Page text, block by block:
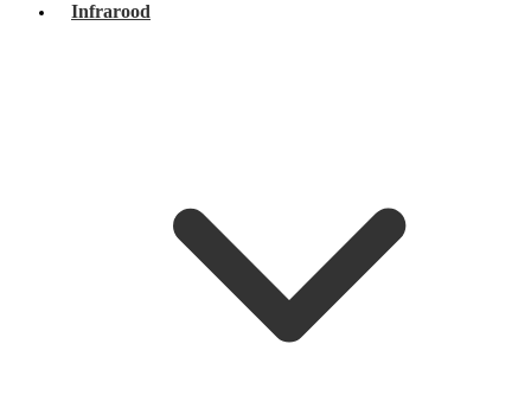
Infrarood